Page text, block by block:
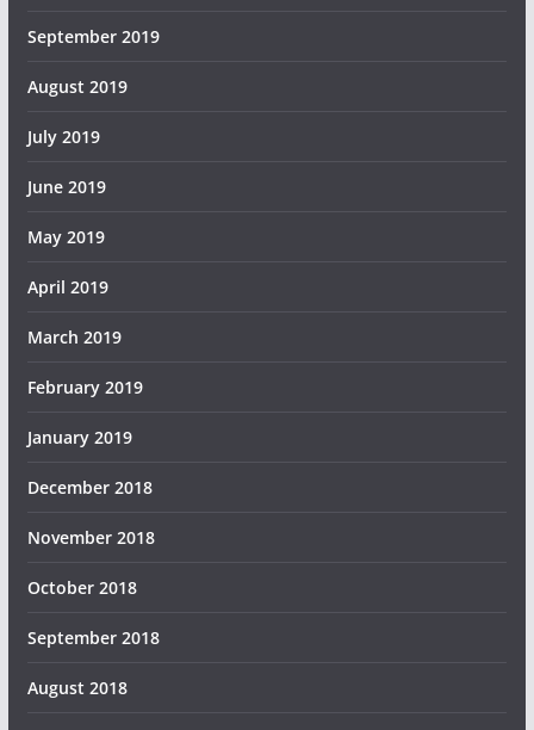
September 2019
August 2019
July 2019
June 2019
May 2019
April 2019
March 2019
February 2019
January 2019
December 2018
November 2018
October 2018
September 2018
August 2018